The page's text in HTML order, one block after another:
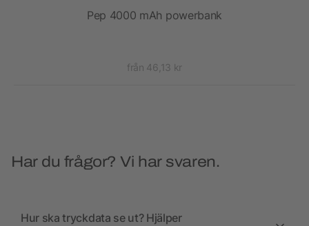
Pep 4000 mAh powerbank
från 46,13 kr
Har du frågor? Vi har svaren.
Hur ska tryckdata se ut? Hjälper